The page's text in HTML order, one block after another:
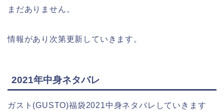
まだありません。
情報があり次第更新していきます。
2021年中身ネタバレ
ガスト(GUSTO)福袋2021中身ネタバレしていきます